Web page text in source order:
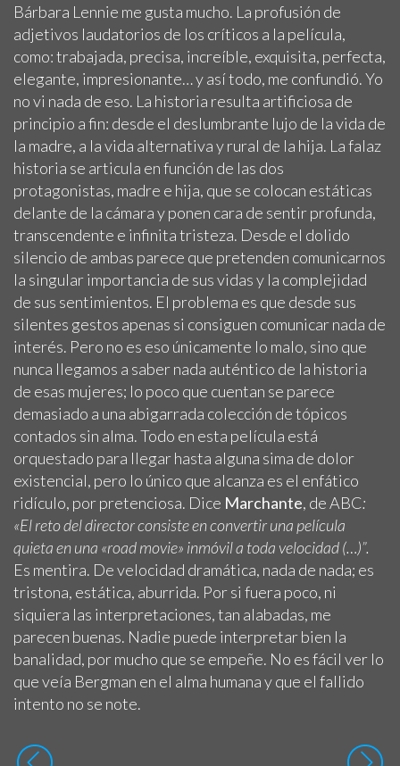
Bárbara Lennie me gusta mucho. La profusión de
adjetivos laudatorios de los críticos a la película,
como: trabajada, precisa, increíble, exquisita, perfecta,
elegante, impresionante… y así todo, me confundió. Yo
no vi nada de eso. La historia resulta artificiosa de
principio a fin: desde el deslumbrante lujo de la vida de
la madre, a la vida alternativa y rural de la hija. La falaz
historia se articula en función de las dos
protagonistas, madre e hija, que se colocan estáticas
delante de la cámara y ponen cara de sentir profunda,
transcendente e infinita tristeza. Desde el dolido
silencio de ambas parece que pretenden comunicarnos
la singular importancia de sus vidas y la complejidad
de sus sentimientos. El problema es que desde sus
silentes gestos apenas si consiguen comunicar nada de
interés. Pero no es eso únicamente lo malo, sino que
nunca llegamos a saber nada auténtico de la historia
de esas mujeres; lo poco que cuentan se parece
demasiado a una abigarrada colección de tópicos
contados sin alma. Todo en esta película está
orquestado para llegar hasta alguna sima de dolor
existencial, pero lo único que alcanza es el enfático
ridículo, por pretenciosa. Dice Marchante, de ABC:
«El reto del director consiste en convertir una película
quieta en una «road movie» inmóvil a toda velocidad (…)”.
Es mentira. De velocidad dramática, nada de nada; es
tristona, estática, aburrida. Por si fuera poco, ni
siquiera las interpretaciones, tan alabadas, me
parecen buenas. Nadie puede interpretar bien la
banalidad, por mucho que se empeñe. No es fácil ver lo
que veía Bergman en el alma humana y que el fallido
intento no se note.